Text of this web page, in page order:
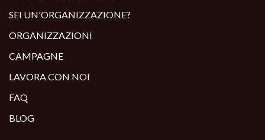
SEI UN'ORGANIZZAZIONE?
ORGANIZZAZIONI
CAMPAGNE
LAVORA CON NOI
FAQ
BLOG